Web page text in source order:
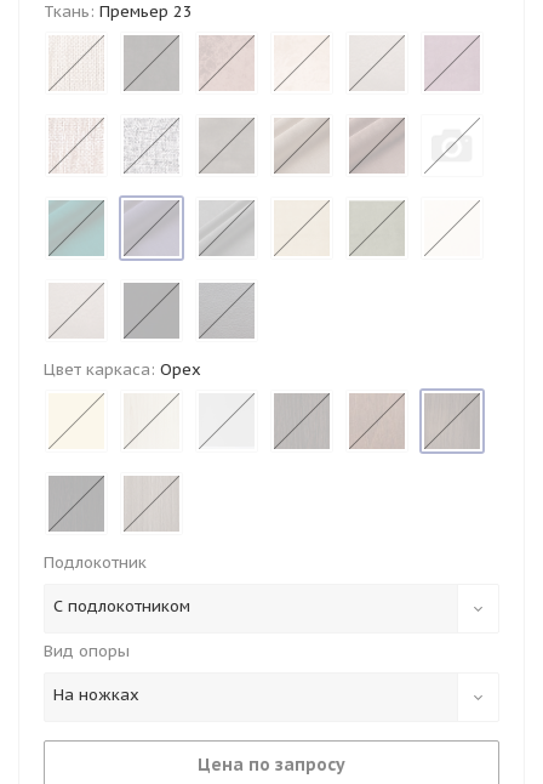
Ткань: Премьер 23
Цвет каркаса: Орех
Подлокотник
С подлокотником
Вид опоры
На ножках
Цена по запросу